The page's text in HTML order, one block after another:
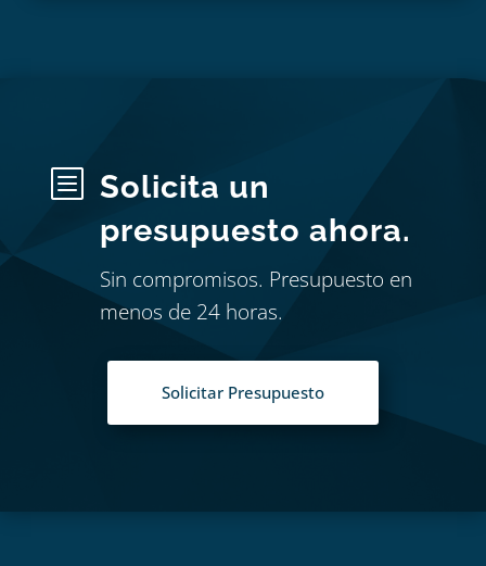
b
Solicita un
presupuesto ahora.
Sin compromisos. Presupuesto en
menos de 24 horas.
Solicitar Presupuesto